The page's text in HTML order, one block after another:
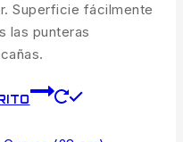
Superficie fácilmente
las punteras